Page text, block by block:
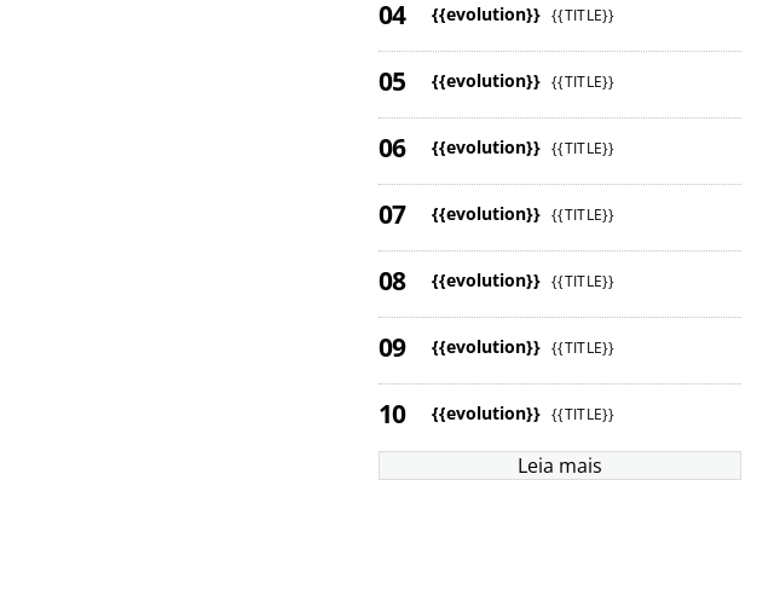
{{evolution}} {{TITLE}}
{{evolution}} {{TITLE}}
{{evolution}} {{TITLE}}
{{evolution}} {{TITLE}}
{{evolution}} {{TITLE}}
{{evolution}} {{TITLE}}
{{evolution}} {{TITLE}}
Leia mais